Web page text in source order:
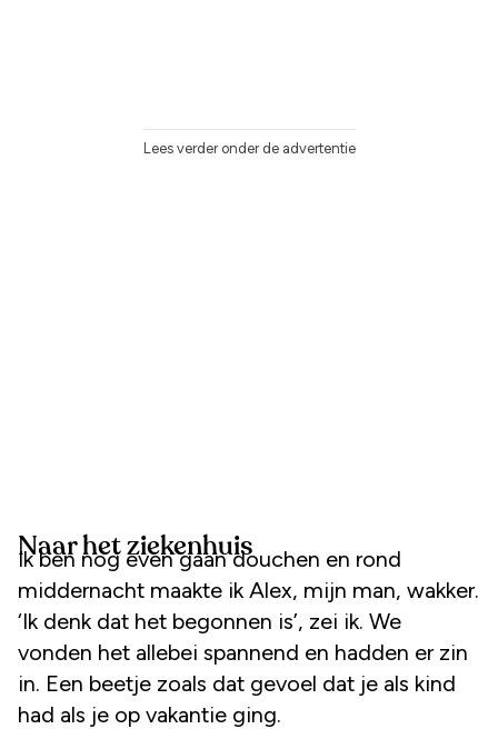
Lees verder onder de advertentie
Naar het ziekenhuis
Ik ben nog even gaan douchen en rond
middernacht maakte ik Alex, mijn man, wakker.
‘Ik denk dat het begonnen is’, zei ik. We
vonden het allebei spannend en hadden er zin
in. Een beetje zoals dat gevoel dat je als kind
had als je op vakantie ging.